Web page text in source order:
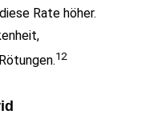
Rate höher.
12